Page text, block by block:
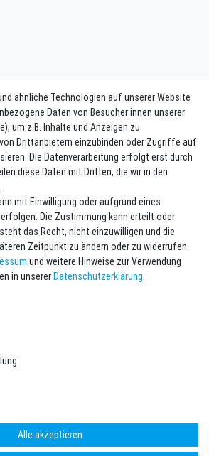
widerrufen Kontakt
zu genießen. Plus 10 EUR Gutschein für
einlösbar ab 75 EUR Warenwert!
ich dieDaten­schutz­erklärunggelesen habe. Meine
widerrufen.**
abonnieren. Bitte senden Sie mir entsprechend
Produktsortiment per E-Mail zu: Sportartikel und
ähnliche Technologien auf unserer Website
Daten von Besucher:innen unserer
um z.B. Inhalte und Anzeigen zu
Drittanbietern einzubinden oder Zugriffe auf
Die Datenverarbeitung erfolgt erst durch
diese Daten mit Dritten, die wir in den
mit Einwilligung oder aufgrund eines
Die Zustimmung kann erteilt oder
das Recht, nicht einzuwilligen und die
Zeitpunkt zu ändern oder zu widerrufen.
und weitere Hinweise zur Verwendung
in unsererDaten­schutz­erklärung.
Alle akzeptieren